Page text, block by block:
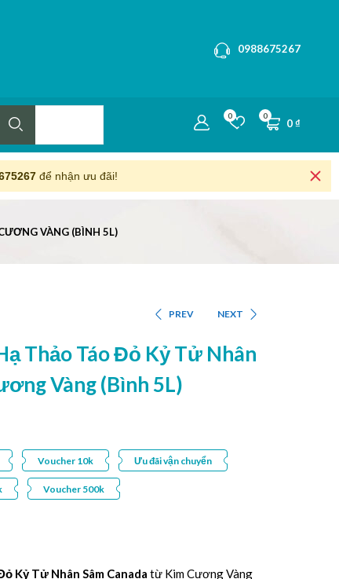
0988675267
0
0₫
0
để nhận ưu đãi!
VÀNG (BÌNH 5L)
PREV NEXT
Thảo Táo Đỏ Kỷ Tử Nhân
Vàng (Bình 5L)
Voucher 10k Ưu đãi vận chuyển
Voucher 500k
Kỷ Tử Nhân Sâm Canada từ Kim Cương Vàng